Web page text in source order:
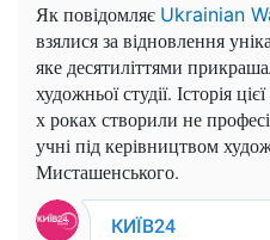
Як повідомляє Ukrainian
взялися за відновлення
яке десятиліттями
художньої студії. Історія
х роках створили не
учні під керівництвом
Мисташенського.